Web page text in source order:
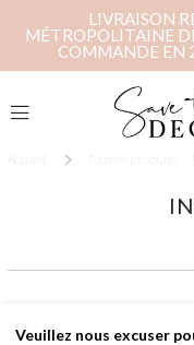
LIVRAISON
MÉTROPOLITAINE
COMMANDE EN
Accueil Tous les produits
Veuillez nous excuser